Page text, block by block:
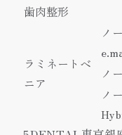
歯肉整形
ラミネートベ
ニア
ノ
ノ
ノ